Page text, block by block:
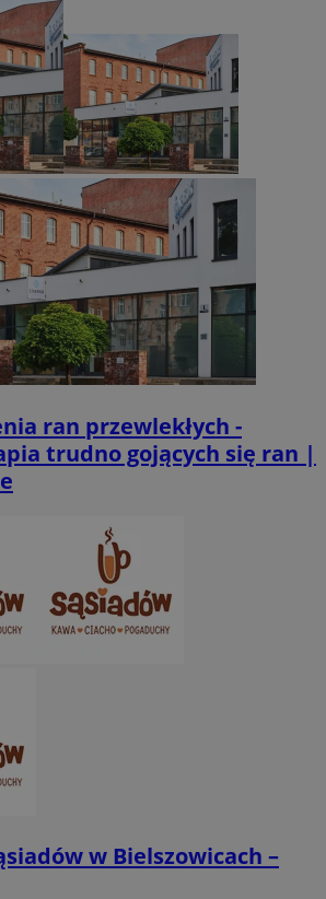
ran przewlekłych -
trudno gojących się ran |
w Bielszowicach –